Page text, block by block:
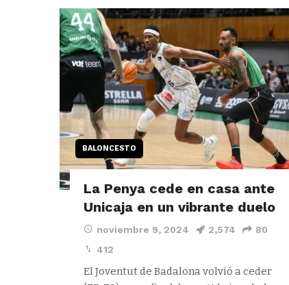
BALONCESTO
La Penya cede en casa ante
Unicaja en un vibrante duelo
noviembre 9, 2024 2,574
80
412
El Joventut de Badalona volvió a ceder